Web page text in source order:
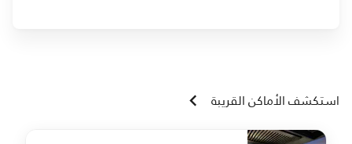
استكشف الأماكن القريبة